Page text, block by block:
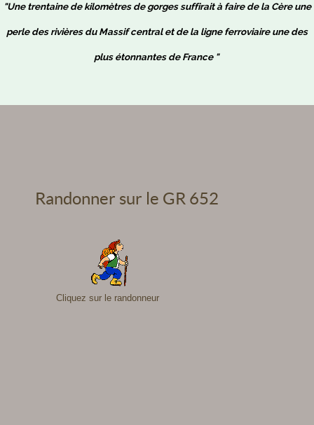
"Une trentaine de kilomètres de gorges suffirait à faire de la Cère une
perle des rivières du Massif central et de la ligne ferroviaire une des
plus étonnantes de France "
Randonner sur le GR 652
Cliquez sur le randonneur